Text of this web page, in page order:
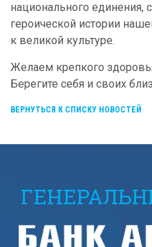
национального единения,
героической истории
к великой культуре.
Желаем крепкого
Берегите себя и своих
ВЕРНУТЬСЯ К СПИСКУ НОВОСТЕЙ